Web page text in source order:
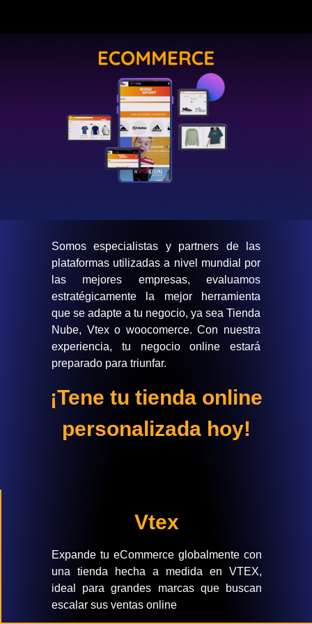
Somos especialistas y partners de las
plataformas utilizadas a nivel mundial por
las mejores empresas, evaluamos
estratégicamente la mejor herramienta
que se adapte a tu negocio, ya sea Tienda
Nube, Vtex o woocomerce. Con nuestra
experiencia, tu negocio online estará
preparado para triunfar.
¡Tene tu tienda online
personalizada hoy!
Vtex
Expande tu eCommerce globalmente con
una tienda hecha a medida en VTEX,
ideal para grandes marcas que buscan
escalar sus ventas online